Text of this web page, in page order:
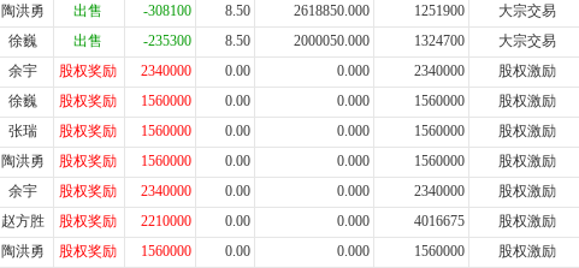
陶洪勇 出售 -308100 8.50 2618850.000 1251900 大宗交易
徐巍 出售 -235300 8.50 2000050.000 1324700 大宗交易
余宇 股权奖励 2340000 0.00 0.000 2340000 股权激励
徐巍 股权奖励 1560000 0.00 0.000 1560000 股权激励
张瑞 股权奖励 1560000 0.00 0.000 1560000 股权激励
陶洪勇 股权奖励 1560000 0.00 0.000 1560000 股权激励
余宇 股权奖励 2340000 0.00 0.000 2340000 股权激励
赵方胜 股权奖励 2210000 0.00 0.000 4016675 股权激励
陶洪勇 股权奖励 1560000 0.00 0.000 1560000 股权激励